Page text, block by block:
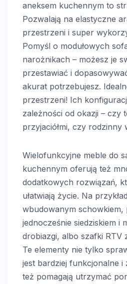
aneksem kuchennym to
Pozwalają na elastyczne
przestrzeni i super
Pomyśl o modułowych
narożnikach – możesz je
przestawiać i
akurat potrzebujesz.
przestrzeni! Ich
zależności od okazji – czy
przyjaciółmi, czy rodzinny
Wielofunkcyjne meble do
kuchennym oferują też
dodatkowych rozwiązań,
ułatwiają życie. Na
wbudowanym schowkiem,
jednocześnie siedziskiem i
drobiazgi, albo szafki RTV
Te elementy nie tylko
jest bardziej funkcjonalne i
też pomagają utrzymać